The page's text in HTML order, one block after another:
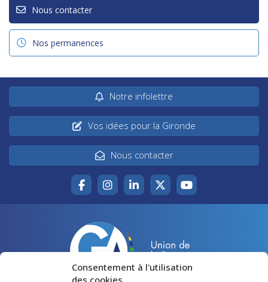
Consentement à l'utilisation
des cookies
Nous contacter
Nos permanences
Notre infolettre
Vos idées pour la Gironde
Nous contacter